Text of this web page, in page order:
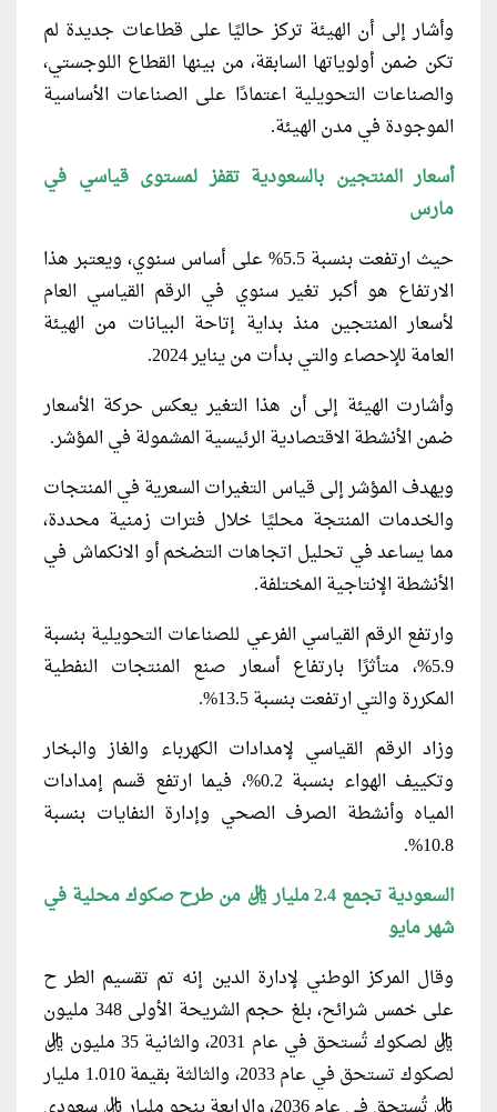
وأشار إلى أن الهيئة تركز حاليًا على قطاعات جديدة لم
تكن ضمن أولوياتها السابقة، من بينها القطاع اللوجستي،
والصناعات التحويلية اعتمادًا على الصناعات الأساسية
الموجودة في مدن الهيئة.
أسعار المنتجين بالسعودية تقفز لمستوى قياسي في
مارس
حيث ارتفعت بنسبة 5.5% على أساس سنوي، ويعتبر هذا
الارتفاع هو أكبر تغير سنوي في الرقم القياسي العام
لأسعار المنتجين منذ بداية إتاحة البيانات من الهيئة
العامة للإحصاء والتي بدأت من يناير 2024.
وأشارت الهيئة إلى أن هذا التغير يعكس حركة الأسعار
ضمن الأنشطة الاقتصادية الرئيسية المشمولة في المؤشر.
ويهدف المؤشر إلى قياس التغيرات السعرية في المنتجات
والخدمات المنتجة محليًا خلال فترات زمنية محددة،
مما يساعد في تحليل اتجاهات التضخم أو الانكماش في
الأنشطة الإنتاجية المختلفة.
وارتفع الرقم القياسي الفرعي للصناعات التحويلية بنسبة
5.9%، متأثرًا بارتفاع أسعار صنع المنتجات النفطية
المكررة والتي ارتفعت بنسبة 13.5%.
وزاد الرقم القياسي لإمدادات الكهرباء والغاز والبخار
وتكييف الهواء بنسبة 0.2%، فيما ارتفع قسم إمدادات
المياه وأنشطة الصرف الصحي وإدارة النفايات بنسبة
10.8%.
السعودية تجمع 2.4 مليار ريال من طرح صكوك محلية في
شهر مايو
وقال المركز الوطني لإدارة الدين إنه تم تقسيم الطر ح
على خمس شرائح، بلغ حجم الشريحة الأولى 348 مليون
ريال لصكوك تُستحق في عام 2031، والثانية 35 مليون ريال
لصكوك تستحق في عام 2033، والثالثة بقيمة 1.010 مليار